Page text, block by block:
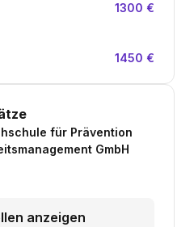
1300 €
1450 €
für Prävention
GmbH
anzeigen